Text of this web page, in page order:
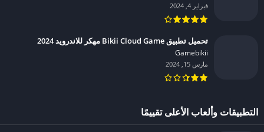
فبراير 4, 2024
تحميل تطبيق Bikii Cloud Game مهكر للاندرويد 2024
Gamebikii‏
مارس 15, 2024
التطبيقات وألعاب الأعلى تقييمًا